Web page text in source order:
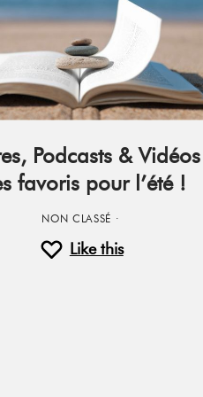
Podcasts &
favoris pour l’été !
NON CLASSÉ ·
Like this